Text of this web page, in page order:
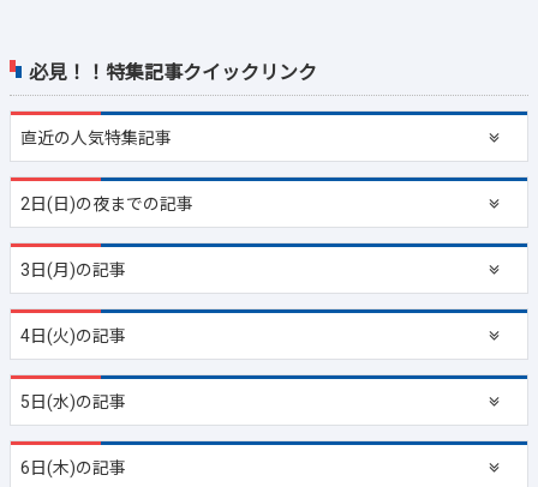
必見！！特集記事クイックリンク
直近の人気特集記事
2日(日)の夜までの記事
3日(月)の記事
4日(火)の記事
5日(水)の記事
6日(木)の記事